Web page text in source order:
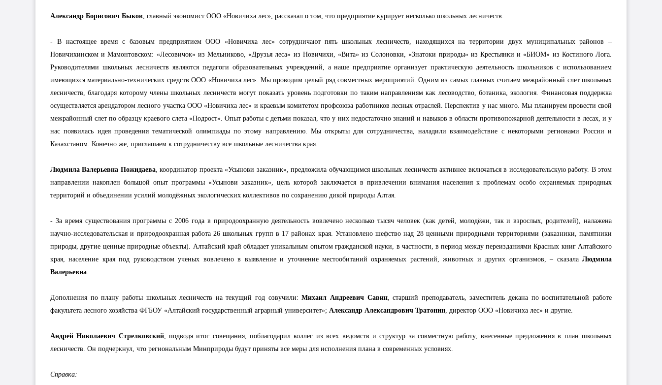
Александр Борисович Быков, главный экономист ООО «Новичиха лес», рассказал о том, что предприятие курирует несколько школьных лесничеств.
- В настоящее время с базовым предприятием ООО «Новичиха лес» сотрудничают пять школьных лесничеств, находящихся на территории двух муниципальных районов –
Новичихинском и Мамонтовском: «Лесовичок» из Мельниково, «Друзья леса» из Новичихи, «Вита» из Солоновки, «Знатоки природы» из Крестьянки и «БИОМ» из Костиного Лога.
Руководителями школьных лесничеств являются педагоги образовательных учреждений, а наше предприятие организует практическую деятельность школьников с использованием
имеющихся материально-технических средств ООО «Новичиха лес». Мы проводим целый ряд совместных мероприятий. Одним из самых главных считаем межрайонный слет школьных
лесничеств, благодаря которому члены школьных лесничеств могут показать уровень подготовки по таким направлениям как лесоводство, ботаника, экология. Финансовая поддержка
осуществляется арендатором лесного участка ООО «Новичиха лес» и краевым комитетом профсоюза работников лесных отраслей. Перспектив у нас много. Мы планируем провести свой
межрайонный слет по образцу краевого слета «Подрост». Опыт работы с детьми показал, что у них недостаточно знаний и навыков в области противопожарной деятельности в лесах, и у
нас появилась идея проведения тематической олимпиады по этому направлению. Мы открыты для сотрудничества, наладили взаимодействие с некоторыми регионами России и
Казахстаном. Конечно же, приглашаем к сотрудничеству все школьные лесничества края.
Людмила Валерьевна Пожидаева, координатор проекта «Усынови заказник», предложила обучающимся школьных лесничеств активнее включаться в исследовательскую работу. В этом
направлении накоплен большой опыт программы «Усынови заказник», цель которой заключается в привлечении внимания населения к проблемам особо охраняемых природных
территорий и объединении усилий молодёжных экологических коллективов по сохранению дикой природы Алтая.
- За время существования программы с 2006 года в природоохранную деятельность вовлечено несколько тысяч человек (как детей, молодёжи, так и взрослых, родителей), налажена
научно-исследовательская и природоохранная работа 26 школьных групп в 17 районах края. Установлено шефство над 28 ценными природными территориями (заказники, памятники
природы, другие ценные природные объекты). Алтайский край обладает уникальным опытом гражданской науки, в частности, в период между переизданиями Красных книг Алтайского
края, население края под руководством ученых вовлечено в выявление и уточнение местообитаний охраняемых растений, животных и других организмов, – сказала Людмила
Валерьевна.
Дополнения по плану работы школьных лесничеств на текущий год озвучили:Михаил Андреевич Савин, старший преподаватель, заместитель декана по воспитательной работе
факультета лесного хозяйства ФГБОУ «Алтайский государственный аграрный университет»; Александр Александрович Тратонин, директор ООО «Новичиха лес» и другие.
Андрей Николаевич Стрелковский, подводя итог совещания, поблагодарил коллег из всех ведомств и структур за совместную работу, внесенные предложения в план школьных
лесничеств. Он подчеркнул, что региональным Минприроды будут приняты все меры для исполнения плана в современных условиях.
Справка: